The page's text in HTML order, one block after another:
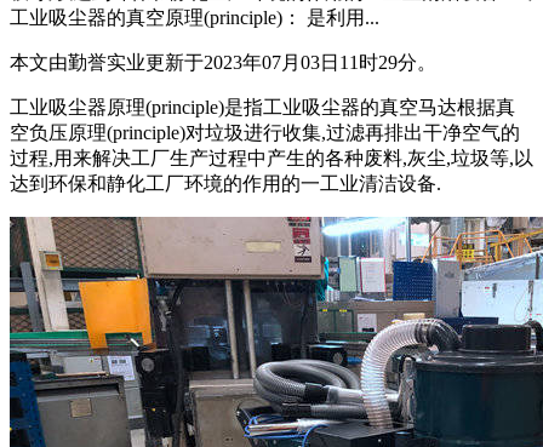
工业吸尘器的真空原理(principle)： 是利用...
本文由勤誉实业更新于2023年07月03日11时29分。
工业吸尘器原理(principle)是指工业吸尘器的真空马达根据真
空负压原理(principle)对垃圾进行收集,过滤再排出干净空气的
过程,用来解决工厂生产过程中产生的各种废料,灰尘,垃圾等,以
达到环保和静化工厂环境的作用的一工业清洁设备.